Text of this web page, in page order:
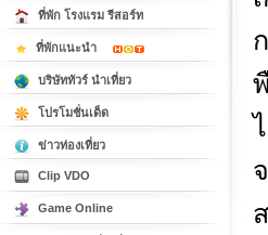
ที่พัก โรงแรม รีสอร์ท
ที่พักแนะนำ
บริษัททัวร์ นำเที่ยว
โปรโมชั่นเด็ด
ข่าวท่องเที่ยว
Clip VDO
Game Online